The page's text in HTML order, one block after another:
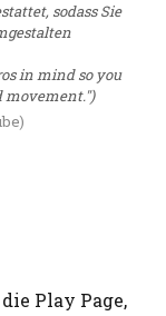
sodass Sie
in mind so you
movement.")
Play Page,